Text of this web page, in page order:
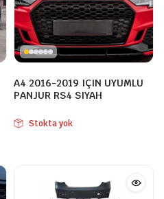
A4 2016-2019 IÇIN UYUMLU
PANJUR RS4 SIYAH
Stokta yok